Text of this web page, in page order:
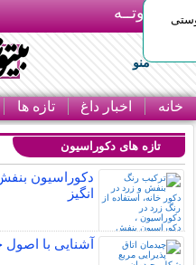
بـیتوتــه
منو
خانه اخبار داغ تازه ها
تازه های دکوراسیون
دکوراسیون
انگیز
آشنایی با